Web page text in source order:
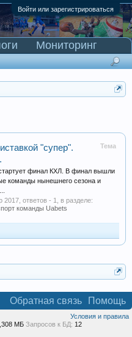
Войти или зарегистрироваться
Тема
"супер".
финал КХЛ. В финал вышли
команды нынешнего сезона и
2017 , ответов - 1, в разделе:
команды Uabets
Мониторинг
Обратная связь Помощь
Условия и правила
МБ Запросов к БД: 12